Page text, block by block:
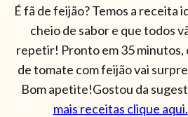
É fã de feijão? Temos a receita
cheio de sabor e que todos
repetir! Pronto em 35 minutos,
de tomate com feijão vai
Bom apetite!Gostou da
mais receitas clique aqui.